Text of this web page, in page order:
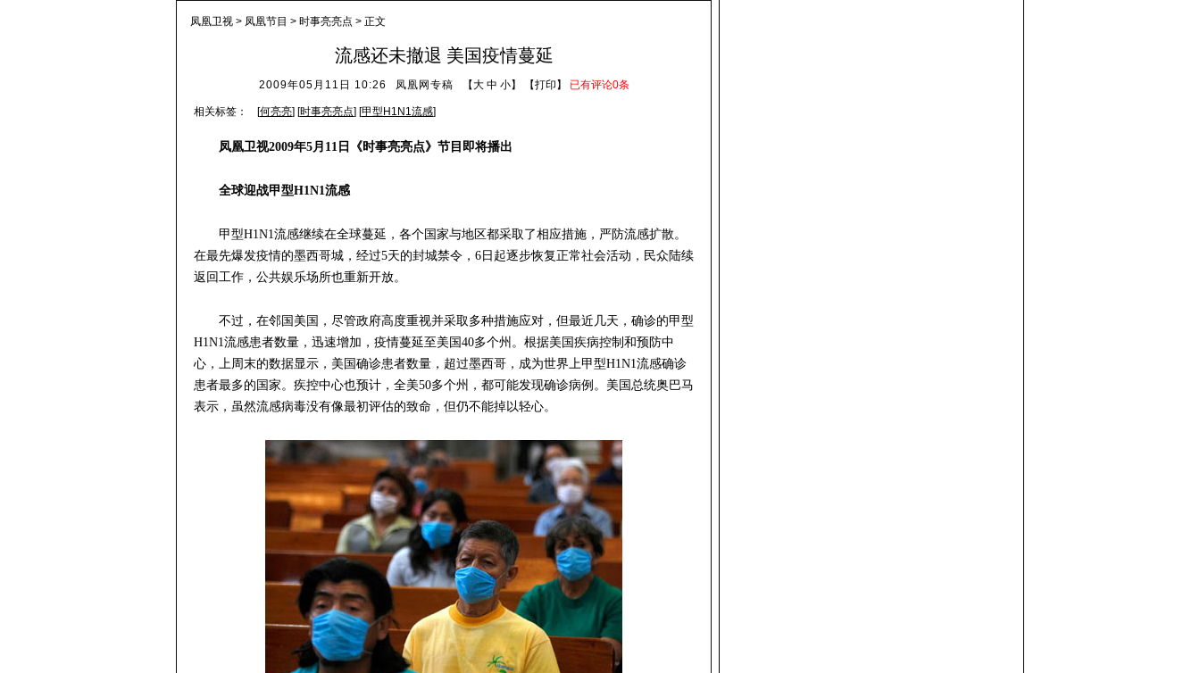
凤凰卫视 > 凤凰节目 > 时事亮亮点 > 正文
流感还未撤退 美国疫情蔓延
2009年05月11日 10:26 凤凰网专稿 【大 中 小】 【打印 】 已有评论0条
相关标签： [何亮亮] [时事亮亮点] [甲型H1N1流感]
凤凰卫视2009年5月11日《时事亮亮点》节目即将播出
全球迎战甲型H1N1流感
甲型H1N1流感继续在全球蔓延，各个国家与地区都采取了相应措施，严防流感扩散。
在最先爆发疫情的墨西哥城，经过5天的封城禁令，6日起逐步恢复正常社会活动，民众陆续
返回工作，公共娱乐场所也重新开放。
不过，在邻国美国，尽管政府高度重视并采取多种措施应对，但最近几天，确诊的甲型
H1N1流感患者数量，迅速增加，疫情蔓延至美国40多个州。根据美国疾病控制和预防中
心，上周末的数据显示，美国确诊患者数量，超过墨西哥，成为世界上甲型H1N1流感确诊
患者最多的国家。疾控中心也预计，全美50多个州，都可能发现确诊病例。美国总统奥巴马
表示，虽然流感病毒没有像最初评估的致命，但仍不能掉以轻心。